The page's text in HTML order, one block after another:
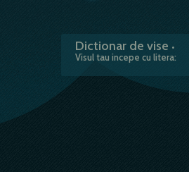
Dictionar de vise •
Visul tau incepe cu litera: